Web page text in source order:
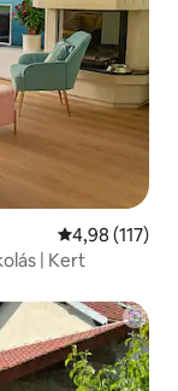
Átlagos
4,98 (117)
| Kert